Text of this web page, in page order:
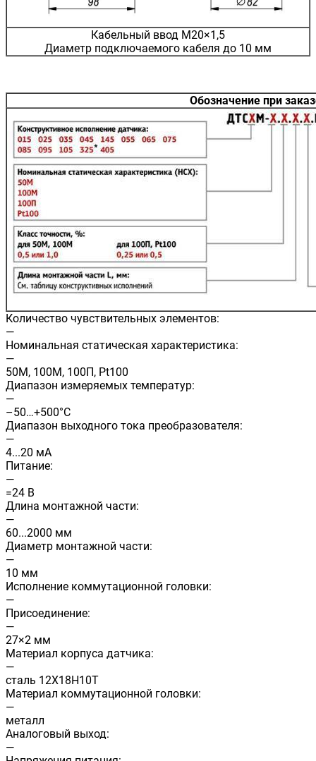
Кабельный ввод М20×1,5
Диаметр подключаемого кабеля до 10 мм
Обозначение при
Количество чувствительных элементов:
—
Номинальная статическая характеристика:
—
50М, 100М, 100П, Pt100
Диапазон измеряемых температур:
—
–50…+500°C
Диапазон выходного тока преобразователя:
—
4...20 мА
Питание:
—
=24 В
Длина монтажной части:
—
60...2000 мм
Диаметр монтажной части:
—
10 мм
Исполнение коммутационной головки:
—
Присоединение:
—
27×2 мм
Материал корпуса датчика:
—
сталь 12Х18Н10Т
Материал коммутационной головки:
—
металл
Аналоговый выход:
—